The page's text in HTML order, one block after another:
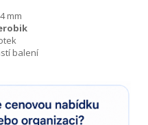
mm
balení